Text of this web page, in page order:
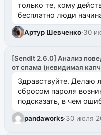
только те, кому
бесплатно люди
Артур Шевченко·30
[SendIt 2.6.0] Анализ
от спама (невидимая
Здравствуйте. Делаю
сбросом пароля
подсказать, в чем
одноименном разделе
pandaworks·30 июля